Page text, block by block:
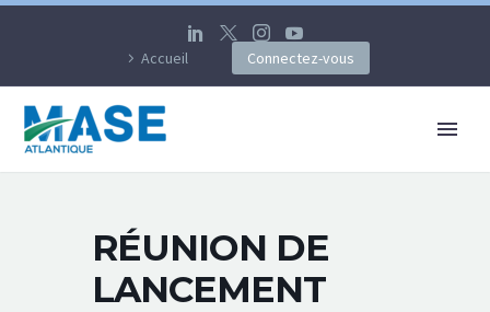
Accueil Connectez-vous
RÉUNION DE
LANCEMENT